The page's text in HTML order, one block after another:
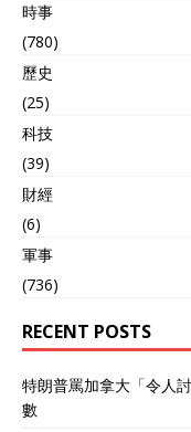
時事
(780)
歷史
(25)
科技
(39)
財經
(6)
軍事
(736)
RECENT POSTS
特朗普罵加拿大「令人
數